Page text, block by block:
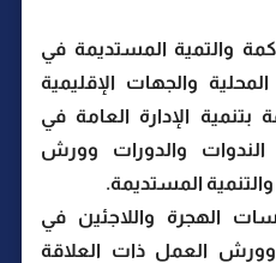
والتمية المستديمة في
والجهات الإقليمية
بتنمية الإدارة العامة في
الندوات والدورات وورش
المستديمة.
الهجرة واللاجئين في
وورش العمل ذات العلاقة